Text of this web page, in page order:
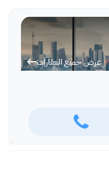
عرض جميع العقارات